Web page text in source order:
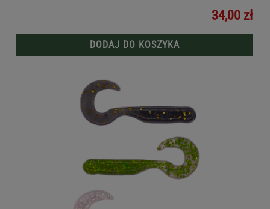
34,00 zł
DODAJ DO KOSZYKA